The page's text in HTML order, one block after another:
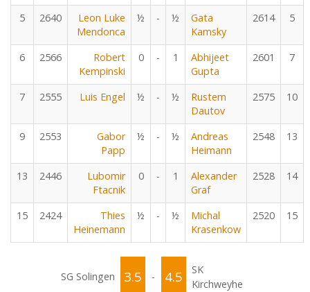
5 2640
Leon Luke
Mendonca
½ - ½
Gata
Kamsky
2614 5
6 2566
Robert
Kempinski
0 - 1
Abhijeet
Gupta
2601 7
7 2555 Luis Engel ½ - ½
Rustem
Dautov
2575 10
9 2553
Gabor
Papp
½ - ½
Andreas
Heimann
2548 13
13 2446
Lubomir
Ftacnik
0 - 1
Alexander
Graf
2528 14
15 2424
Thies
Heinemann
½ - ½
Michal
Krasenkow
2520 15
SG Solingen 3.5 - 4.5
SK
Kirchweyhe